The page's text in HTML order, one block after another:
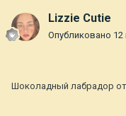
Lizzie Cutie
Опубликовано 12
Шоколадный лабрадор